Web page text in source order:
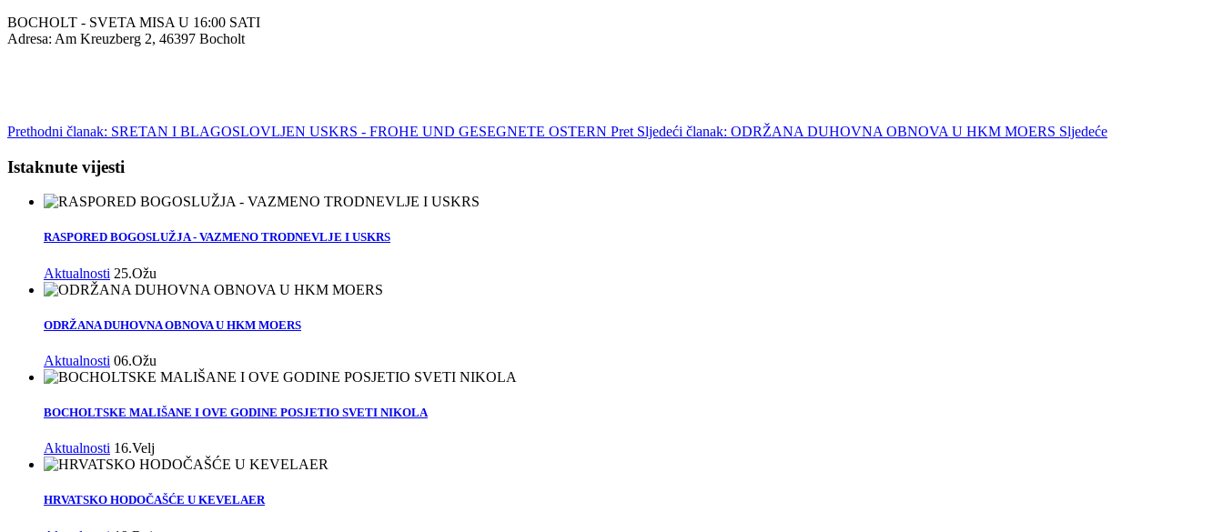
BOCHOLT - SVETA MISA U 16:00 SATI
Adresa: Am Kreuzberg 2, 46397 Bocholt
Prethodni članak: SRETAN I BLAGOSLOVLJEN USKRS - FROHE UND GESEGNETE OSTERN Pret Sljedeći članak: ODRŽANA DUHOVNA OBNOVA U HKM MOERS Sljedeće
Istaknute vijesti
RASPORED BOGOSLUŽJA - VAZMENO TRODNEVLJE I USKRS
Aktualnosti 25.Ožu
ODRŽANA DUHOVNA OBNOVA U HKM MOERS
Aktualnosti 06.Ožu
BOCHOLTSKE MALIŠANE I OVE GODINE POSJETIO SVETI NIKOLA
Aktualnosti 16.Velj
HRVATSKO HODOČAŠĆE U KEVELAER